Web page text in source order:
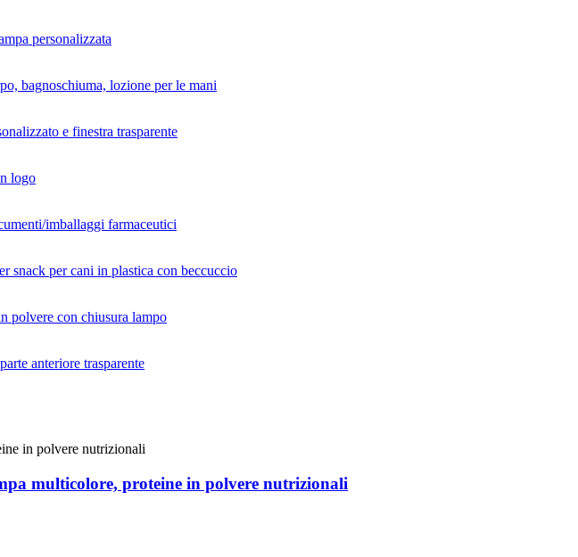
multicolore, proteine ​​in polvere nutrizionali